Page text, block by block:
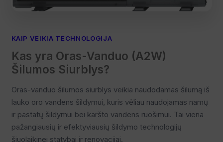
KAIP VEIKIA TECHNOLOGIJA
Kas yra Oras-Vanduo (A2W)
Šilumos Siurblys?
Oras-vanduo šilumos siurblys veikia naudodamas šilumą iš
lauko oro vandens šildymui, kuris vėliau naudojamas namų
ir pastatų šildymui bei karšto vandens ruošimui. Tai viena
pažangiausių ir efektyviausių šildymo technologijų
šiuolaikinei statybai ir renovacijai.